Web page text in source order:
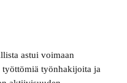
astui voimaan
työttömiä työnhakijoita ja